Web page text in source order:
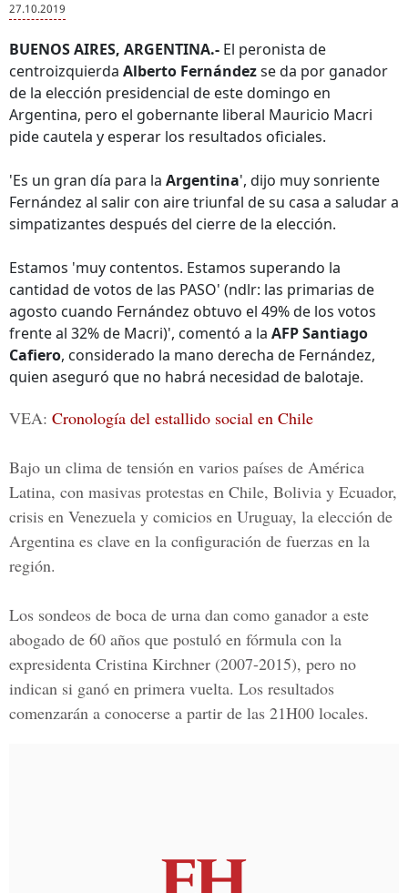
27.10.2019
BUENOS AIRES, ARGENTINA.- El peronista de
centroizquierda Alberto Fernándezse da por ganador
de la elección presidencial de este domingo en
Argentina, pero el gobernante liberal Mauricio Macri
pide cautela y esperar los resultados oficiales.
'Es un gran día para la Argentina', dijo muy sonriente
Fernández al salir con aire triunfal de su casa a saludar a
simpatizantes después del cierre de la elección.
Estamos 'muy contentos. Estamos superando la
cantidad de votos de las PASO' (ndlr: las primarias de
agosto cuando Fernández obtuvo el 49% de los votos
frente al 32% de Macri)', comentó a la AFP Santiago
Cafiero, considerado la mano derecha de Fernández,
quien aseguró que no habrá necesidad de balotaje.
VEA: Cronología del estallido social en Chile
Bajo un clima de tensión en varios países de América
Latina, con masivas protestas en Chile, Bolivia y Ecuador,
crisis en Venezuela y comicios en Uruguay, la elección de
Argentina es clave en la configuración de fuerzas en la
región.
Los sondeos de boca de urna dan como ganador a este
abogado de 60 años que postuló en fórmula con la
expresidenta Cristina Kirchner (2007-2015), pero no
indican si ganó en primera vuelta. Los resultados
comenzarán a conocerse a partir de las 21H00 locales.